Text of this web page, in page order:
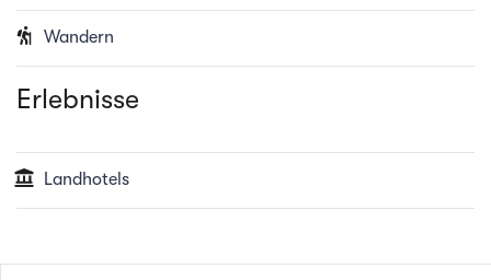
Wir bieten Ihnen flexible Check-In-Zeiten von 14:00
damit Sie Ihren Aufenthalt in vollen Zügen genießen
können.
willkommen zu heißen und Ihnen einen
Wandern
Erlebnisse
Landhotels